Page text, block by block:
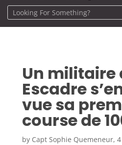
Un militaire
Escadre
vue sa
course de
by Capt Sophie Quemeneur,